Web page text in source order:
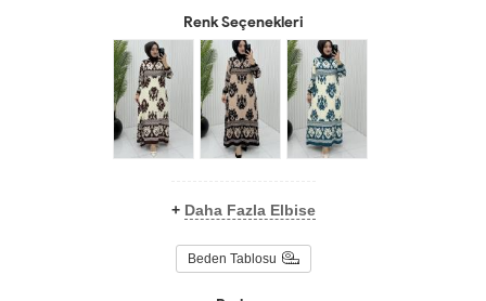
Renk Seçenekleri
+ Daha Fazla Elbise
Beden Tablosu